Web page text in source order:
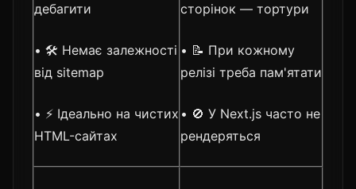
дебагити
• 🛠️ Немає залежності
від sitemap
• ⚡ Ідеально на чистих
HTML-сайтах
сторінок — тортури
• 📝 При кожному
релізі треба пам'ятати
• 🚫 У Next.js часто не
рендеряться